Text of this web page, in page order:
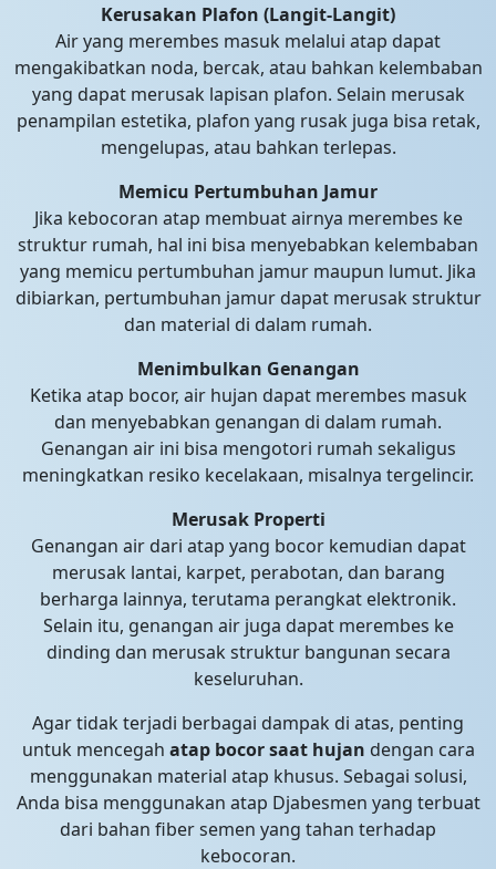
Kerusakan Plafon (Langit-Langit)
Air yang merembes masuk melalui atap dapat
mengakibatkan noda, bercak, atau bahkan kelembaban
yang dapat merusak lapisan plafon. Selain merusak
penampilan estetika, plafon yang rusak juga bisa retak,
mengelupas, atau bahkan terlepas.
Memicu Pertumbuhan Jamur
Jika kebocoran atap membuat airnya merembes ke
struktur rumah, hal ini bisa menyebabkan kelembaban
yang memicu pertumbuhan jamur maupun lumut. Jika
dibiarkan, pertumbuhan jamur dapat merusak struktur
dan material di dalam rumah.
Menimbulkan Genangan
Ketika atap bocor, air hujan dapat merembes masuk
dan menyebabkan genangan di dalam rumah.
Genangan air ini bisa mengotori rumah sekaligus
meningkatkan resiko kecelakaan, misalnya tergelincir.
Merusak Properti
Genangan air dari atap yang bocor kemudian dapat
merusak lantai, karpet, perabotan, dan barang
berharga lainnya, terutama perangkat elektronik.
Selain itu, genangan air juga dapat merembes ke
dinding dan merusak struktur bangunan secara
keseluruhan.
Agar tidak terjadi berbagai dampak di atas, penting
untuk mencegah atap bocor saat hujan dengan cara
menggunakan material atap khusus. Sebagai solusi,
Anda bisa menggunakan atap Djabesmen yang terbuat
dari bahan fiber semen yang tahan terhadap
kebocoran.